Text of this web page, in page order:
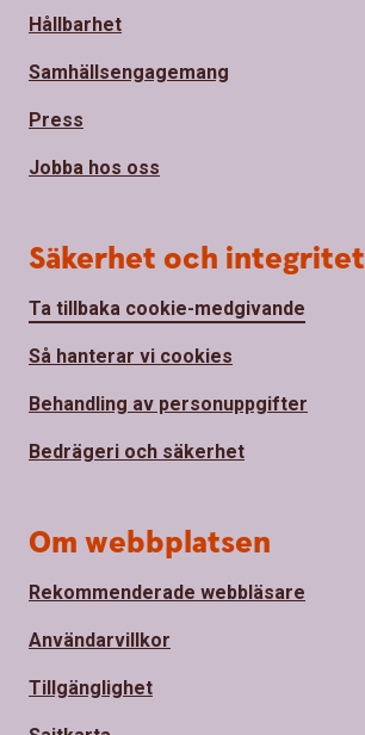
Hållbarhet
Samhällsengagemang
Press
Jobba hos oss
Säkerhet och integritet
Ta tillbaka cookie-medgivande
Så hanterar vi cookies
Behandling av personuppgifter
Bedrägeri och säkerhet
Om webbplatsen
Rekommenderade webbläsare
Användarvillkor
Tillgänglighet